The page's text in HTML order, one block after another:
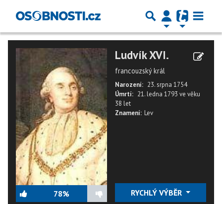
78%
Ludvík XVI.
francouzský král
Narození: 23. srpna 1754
Úmrtí: 21. ledna 1793 ve věku
38 let
Znamení: Lev
RYCHLÝ VÝBĚR